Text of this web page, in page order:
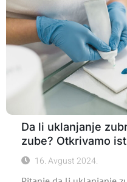
Da li uklanjanje
zube? Otkrivamo
16. Avgust 2024.